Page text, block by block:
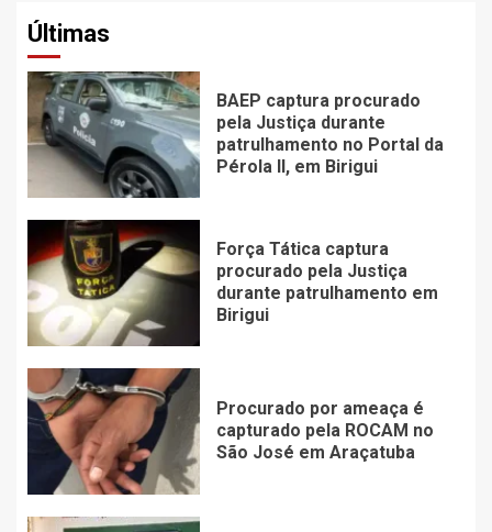
Últimas
BAEP captura procurado
pela Justiça durante
patrulhamento no Portal da
Pérola ll, em Birigui
Força Tática captura
procurado pela Justiça
durante patrulhamento em
Birigui
Procurado por ameaça é
capturado pela ROCAM no
São José em Araçatuba